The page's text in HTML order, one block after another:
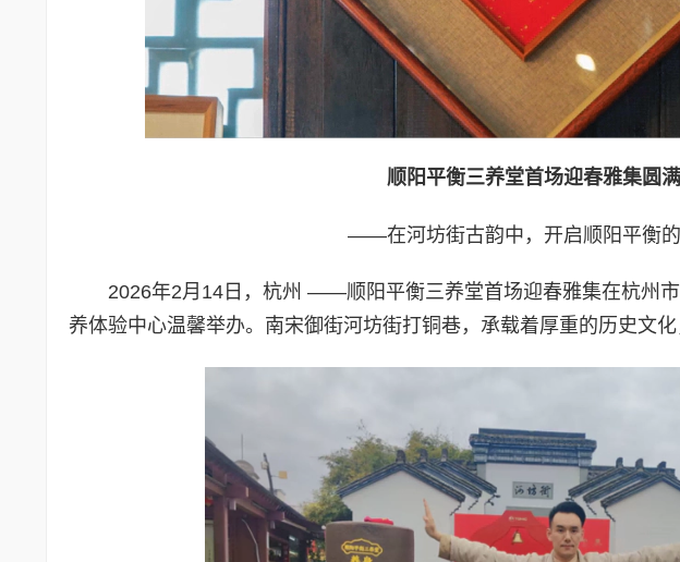
顺阳平衡三养堂首场迎春雅集圆
——在河坊街古韵中，开启顺阳平衡
2026年2月14日，杭州 ——顺阳平衡三养堂首场迎春雅集在杭州
养体验中心温馨举办。南宋御街河坊街打铜巷，承载着厚重的历史文